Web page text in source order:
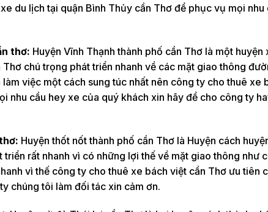
du lịch tại quận Bình Thủy cần Thơ để phục vụ mọi nhu
thơ: Huyện Vĩnh Thạnh thành phố cần Thơ là một huyện
chú trọng phát triển nhanh về các mặt giao thông
việc một cách sung túc nhất nên công ty cho thuê xe
nhu cầu hey xe của quý khách xin hãy để cho công ty
Huyện thốt nốt thành phố cần Thơ là Huyện cách
rất nhanh vì có những lợi thế về mặt giao thông như
vì thế công ty cho thuê xe bách việt cần Thơ ưu tiên
chúng tôi làm đối tác xin cảm ơn.